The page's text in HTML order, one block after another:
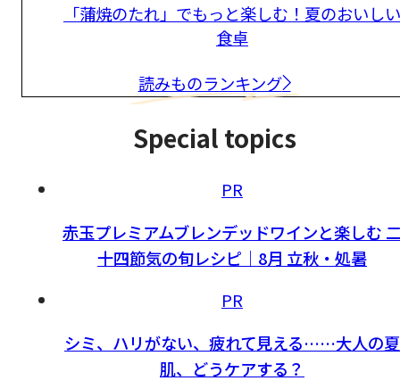
「蒲焼のたれ」でもっと楽しむ！夏のおいしい
食卓
読みものランキング
Special topics
PR
赤玉プレミアムブレンデッドワインと楽しむ
十四節気の旬レシピ｜8月 立秋・処暑
PR
シミ、ハリがない、疲れて見える……大人の夏
肌、どうケアする？